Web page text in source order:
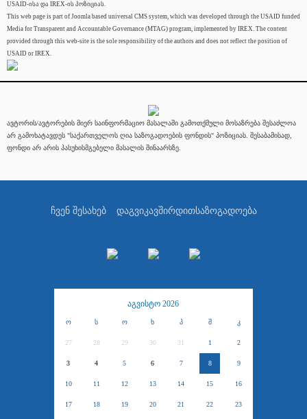
USAID-ისა და IREX-ის პოზიციას.
This web page is part of Joomla based universal CMS system, which was developed through the USAID funded
Media for Transparent and Accountable Governance (MTAG) program, implemented by IREX. The content
provided through this web-site is the sole responsibility of the authors and does not reflect the position of
USAID or IREX.
ავტორის/ავტორების მიერ საინფორმაციო მასალაში გამოთქმული მოსაზრება შესაძლოა
არ გამოხატავდეს "საქართველოს ღია საზოგადოების ფონდის" პოზიციას. შესაბამისად,
ფონდი არ არის პასუხისმგებელი მასალის შინაარსზე.
ჩვენ შესახებ დაგვიკავშირდითსაზოგადოება
აგვისტო 2026
ო ს ო ხ პ შ კ
27 28 29 30 31 1 2
3 4 5 6 7 8 9
10 11 12 13 14 15 16
17 18 19 20 21 22 23